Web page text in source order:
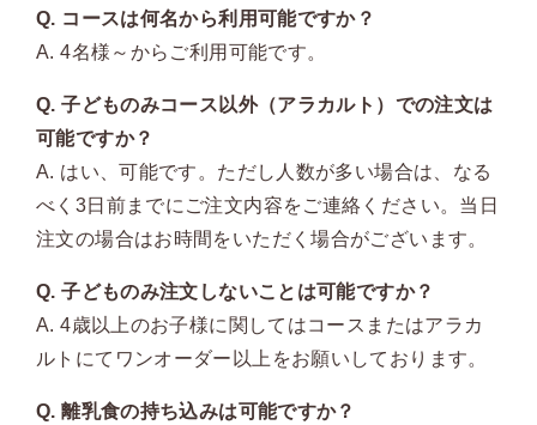
Q. コースは何名から利用可能ですか？
A. 4名様～からご利用可能です。
Q. 子どものみコース以外（アラカルト）での注文は
可能ですか？
A. はい、可能です。ただし人数が多い場合は、なる
べく3日前までにご注文内容をご連絡ください。当日
注文の場合はお時間をいただく場合がございます。
Q. 子どものみ注文しないことは可能ですか？
A. 4歳以上のお子様に関してはコースまたはアラカ
ルトにてワンオーダー以上をお願いしております。
Q. 離乳食の持ち込みは可能ですか？